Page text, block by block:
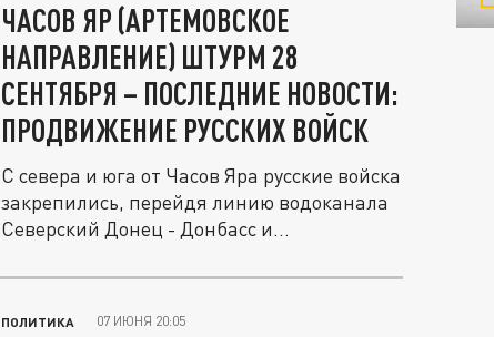
ЧАСОВ ЯР (АРТЕМОВСКОЕ
НАПРАВЛЕНИЕ) ШТУРМ 28
СЕНТЯБРЯ – ПОСЛЕДНИЕ НОВОСТИ:
ПРОДВИЖЕНИЕ РУССКИХ ВОЙСК
С севера и юга от Часов Яра русские войска
закрепились, перейдя линию водоканала
Северский Донец - Донбасс и...
ПОЛИТИКА 07 ИЮНЯ 20:05